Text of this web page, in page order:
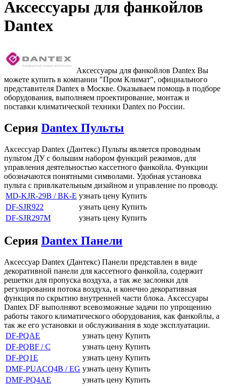
Аксессуары для фанкойлов
Dantex
Аксессуары для фанкойлов Dantex Вы
можете купить в компании "Пром Климат", официального
представителя Dantex в Москве. Оказываем помощь в подборе
оборудования, выполняем проектирование, монтаж и
поставки климатической техники Dantex по России.
Серия Dantex Пульты
Аксессуар Dantex (Дантекс) Пульты является проводным
пультом ДУ с большим набором функций режимов, для
управления деятельностью кассетного фанкойла. Функции
обозначаются понятными символами. Удобная установка
пульта с привлкательным дизайном и управление по проводу.
MD-KJR-29B / BK-E узнать цену Купить
DF-SJR922
узнать цену Купить
DF-SJR297M
узнать цену Купить
Серия Dantex Панели
Аксессуар Dantex (Дантекс) Панели представлен в виде
декоративной панели для кассетного фанкойла, содержит
решетки для пропуска воздуха, а так же заслонки для
регулирования потока воздуха, и конечно декоративная
функция по скрытию внутренней части блока. Аксессуары
Dantex DF выполняют всевозможные задачи по упрощению
работы такого климатического оборудования, как фанкойлы, а
так же его установки и обслуживания в ходе эксплуатации.
DF-PQAE
узнать цену Купить
DF-PQBF / C
узнать цену Купить
DF-PQ1E
узнать цену Купить
DMF-PUACQ4B / EG узнать цену Купить
DMF-PQ4AE
узнать цену Купить